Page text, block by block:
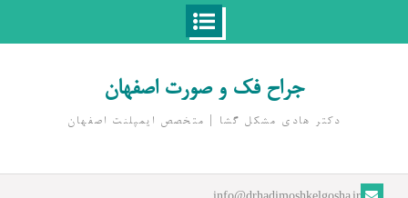
جراح فک و صورت اصفهان
دکتر هادی مشکل گشا | متخصص ايمپلنت اصفهان